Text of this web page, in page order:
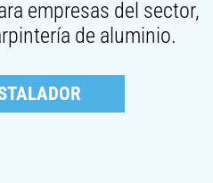
empresas del sector,
de aluminio.